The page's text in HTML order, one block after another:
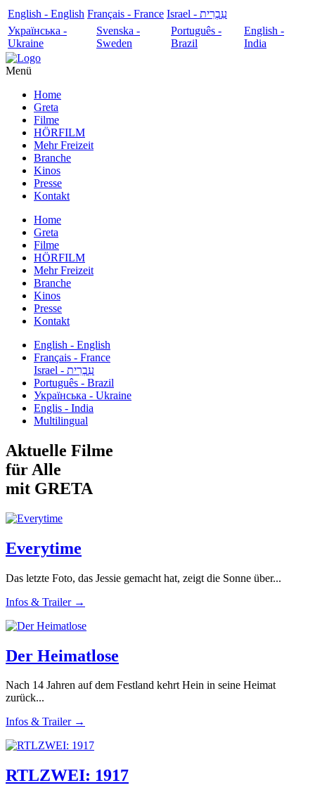
English - English Français - France
עִבְרִית - Israel
Українська -
Ukraine
Svenska -
Sweden
Português -
Brazil
English -
India
Menü
Home
Greta
Filme
HÖRFILM
Mehr Freizeit
Branche
Kinos
Presse
Kontakt
Home
Greta
Filme
HÖRFILM
Mehr Freizeit
Branche
Kinos
Presse
Kontakt
English - English
Français - France
עִבְרִית - Israel
Português - Brazil
Українська - Ukraine
Englis - India
Multilingual
Aktuelle Filme
für Alle
mit GRETA
Everytime
Das letzte Foto, das Jessie gemacht hat, zeigt die Sonne über...
Infos & Trailer →
Der Heimatlose
Nach 14 Jahren auf dem Festland kehrt Hein in seine Heimat
zurück...
Infos & Trailer →
RTLZWEI: 1917